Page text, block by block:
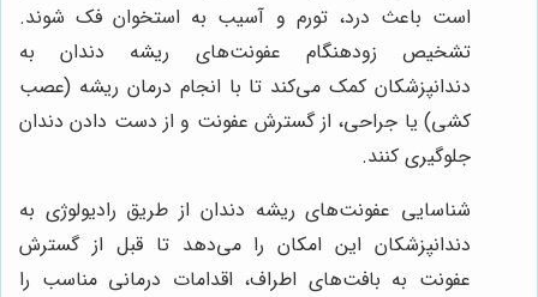
است باعث درد، تورم و آسیب به استخوان فک شوند.
تشخیص زودهنگام عفونت‌های ریشه دندان به
دندانپزشکان کمک می‌کند تا با انجام درمان ریشه (عصب
کشی) یا جراحی، از گسترش عفونت و از دست دادن دندان
جلوگیری کنند.
شناسایی عفونت‌های ریشه دندان از طریق رادیولوژی به
دندانپزشکان این امکان را می‌دهد تا قبل از گسترش
عفونت به بافت‌های اطراف، اقدامات درمانی مناسب را